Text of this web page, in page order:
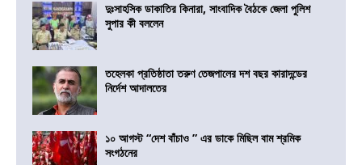
দুঃসাহসিক ডাকাতির কিনারা, সাংবাদিক বৈঠকে জেলা পুলিশ
সুপার কী বললেন
তহেলকা প্রতিষ্ঠাতা তরুণ তেজপালের দশ বছর কারাদন্ডের
নির্দেশ আদালতের
১০ আগস্ট “দেশ বাঁচাও ” এর ডাকে মিছিল বাম শ্রমিক
সংগঠনের